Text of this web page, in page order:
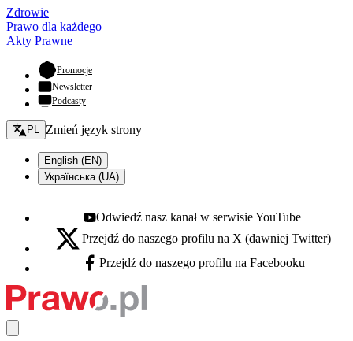
Zdrowie
Prawo dla każdego
Akty Prawne
Promocje- otwiera się w nowej karcie
Newsletter
Podcasty
Zmień język - bieżący:
PL Zmień język strony
English (EN)
Українська (UA)
Youtube - otwiera się w nowej karcie
Odwiedź nasz kanał w serwisie YouTube
X - otwiera się w nowej karcie
Przejdź do naszego profilu na X (dawniej Twitter)
Facebook - otwiera się w nowej karcie
Przejdź do naszego profilu na Facebooku